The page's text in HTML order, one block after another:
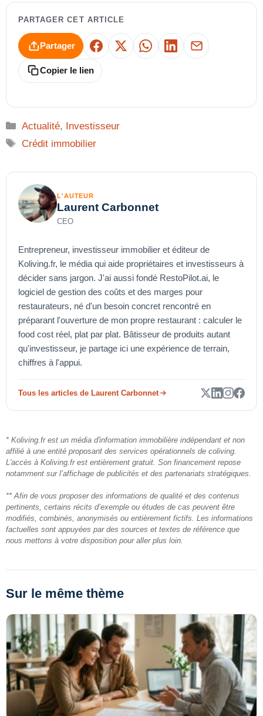
PARTAGER CET ARTICLE
Partager Facebook
X WhatsAppLinkedInE-mail
Copier le lien
Catégories
Actualité, Investisseur
Étiquettes
Crédit immobilier
L'AUTEUR
Laurent Carbonnet
CEO
Entrepreneur, investisseur immobilier et éditeur de
Koliving.fr, le média qui aide propriétaires et investisseurs à
décider sans jargon. J'ai aussi fondé RestoPilot.ai, le
logiciel de gestion des coûts et des marges pour
restaurateurs, né d'un besoin concret rencontré en
préparant l'ouverture de mon propre restaurant : calculer le
food cost réel, plat par plat. Bâtisseur de produits autant
qu'investisseur, je partage ici une expérience de terrain,
chiffres à l'appui.
Tous les articles de Laurent Carbonnet
* Koliving.fr est un média d'information immobilière indépendant et non
affilié à une entité proposant des services opérationnels de coliving.
L'accès à Koliving.fr est entièrement gratuit. Son financement repose
notamment sur l’affichage de publicités et des partenariats stratégiques.
** Afin de vous proposer des informations de qualité et des contenus
pertinents, certains récits d’exemple ou études de cas peuvent être
modifiés, combinés, anonymisés ou entièrement fictifs. Les informations
factuelles sont appuyées par des sources et textes de référence que
nous mettons à votre disposition pour aller plus loin.
Sur le même thème